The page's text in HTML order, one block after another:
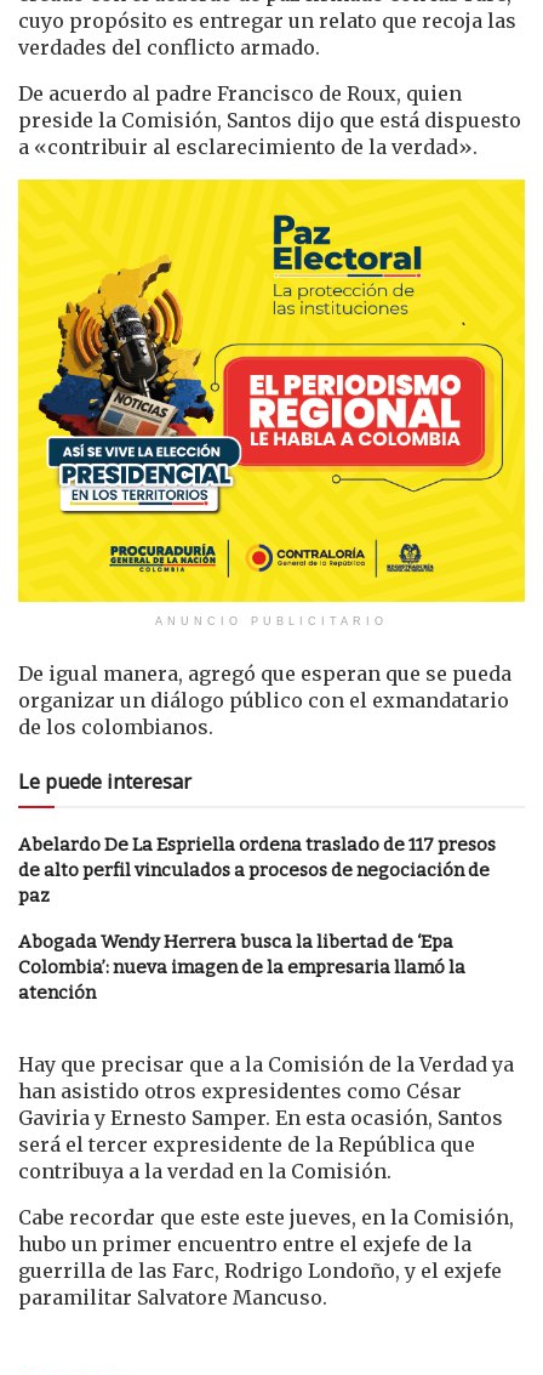
cuyo propósito es entregar un relato que recoja las
verdades del conflicto armado.
De acuerdo al padre Francisco de Roux, quien
preside la Comisión, Santos dijo que está dispuesto
a «contribuir al esclarecimiento de la verdad».
ANUNCIO PUBLICITARIO
De igual manera, agregó que esperan que se pueda
organizar un diálogo público con el exmandatario
de los colombianos.
Le puede interesar
Abelardo De La Espriella ordena traslado de 117 presos
de alto perfil vinculados a procesos de negociación de
paz
Abogada Wendy Herrera busca la libertad de ‘Epa
Colombia’: nueva imagen de la empresaria llamó la
atención
Hay que precisar que a la Comisión de la Verdad ya
han asistido otros expresidentes como César
Gaviria y Ernesto Samper. En esta ocasión, Santos
será el tercer expresidente de la República que
contribuya a la verdad en la Comisión.
Cabe recordar que este este jueves, en la Comisión,
hubo un primer encuentro entre el exjefe de la
guerrilla de las Farc, Rodrigo Londoño, y el exjefe
paramilitar Salvatore Mancuso.